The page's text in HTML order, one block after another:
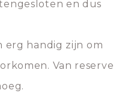
en dus
erg handig zijn om
Van reserve